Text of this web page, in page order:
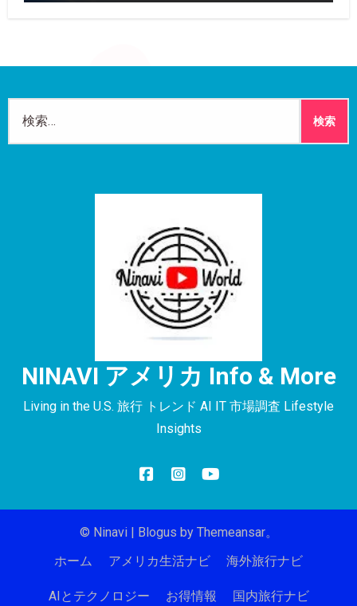
NINAVI アメリカ Info & More
Living in the U.S. 旅行 トレンド AI IT 市場調査 Lifestyle
Insights
© Ninavi | Blogus by Themeansar。
ホーム
アメリカ生活ナビ 海外旅行ナビ
AIとテクノロジー お得情報 国内旅行ナビ